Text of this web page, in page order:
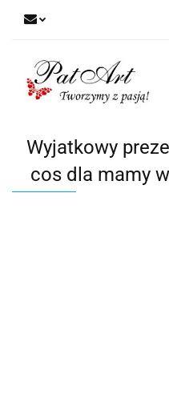
Wyjatkowy
cos dla mamy